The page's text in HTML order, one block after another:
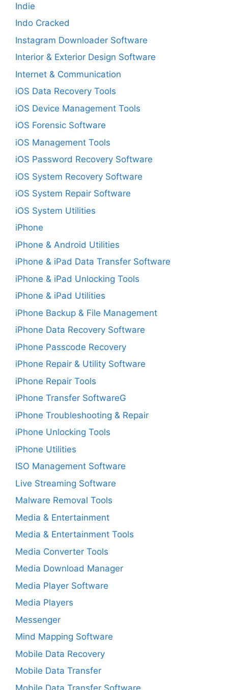
Indie
Indo Cracked
Instagram Downloader Software
Interior & Exterior Design Software
Internet & Communication
iOS Data Recovery Tools
iOS Device Management Tools
iOS Forensic Software
iOS Management Tools
iOS Password Recovery Software
iOS System Recovery Software
iOS System Repair Software
iOS System Utilities
iPhone
iPhone & Android Utilities
iPhone & iPad Data Transfer Software
iPhone & iPad Unlocking Tools
iPhone & iPad Utilities
iPhone Backup & File Management
iPhone Data Recovery Software
iPhone Passcode Recovery
iPhone Repair & Utility Software
iPhone Repair Tools
iPhone Transfer SoftwareG
iPhone Troubleshooting & Repair
iPhone Unlocking Tools
iPhone Utilities
ISO Management Software
Live Streaming Software
Malware Removal Tools
Media & Entertainment
Media & Entertainment Tools
Media Converter Tools
Media Download Manager
Media Player Software
Media Players
Messenger
Mind Mapping Software
Mobile Data Recovery
Mobile Data Transfer
Mobile Data Transfer Software